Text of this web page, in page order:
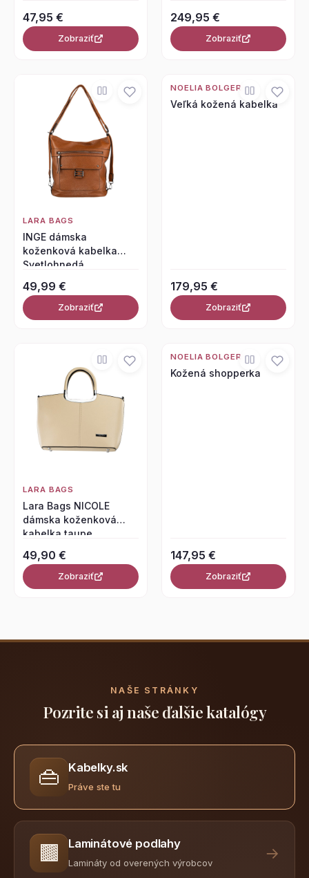
47,95 €
Zobraziť
249,95 €
Zobraziť
LARA BAGS
INGE dámska
koženková kabelka
Svetlohnedá
49,99 €
Zobraziť
NOELIA BOLGER
Veľká kožená kabelka
179,95 €
Zobraziť
LARA BAGS
Lara Bags NICOLE
dámska koženková
kabelka taupe
49,90 €
Zobraziť
NOELIA BOLGER
Kožená shopperka
147,95 €
Zobraziť
NAŠE STRÁNKY
Pozrite si aj naše ďalšie katalógy
👜 Kabelky.sk
Práve ste tu
🟫 Laminátové podlahy
Lamináty od overených výrobcov
→